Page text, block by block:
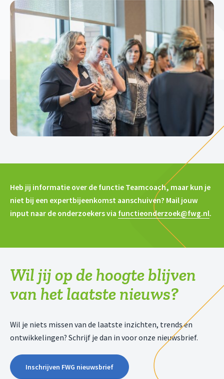
Heb jij informatie over de functie Teamcoach, maar kun je
niet bij een expertbijeenkomst aanschuiven? Mail jouw
input naar de onderzoekers via functieonderzoek@fwg.nl.
Wil jij op de hoogte blijven
van het laatste nieuws?
Wil je niets missen van de laatste inzichten, trends en
ontwikkelingen? Schrijf je dan in voor onze nieuwsbrief.
Inschrijven FWG nieuwsbrief